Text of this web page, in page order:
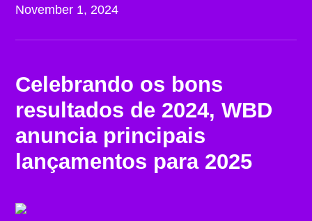
November 1, 2024
Celebrando os bons
resultados de 2024, WBD
anuncia principais
lançamentos para 2025